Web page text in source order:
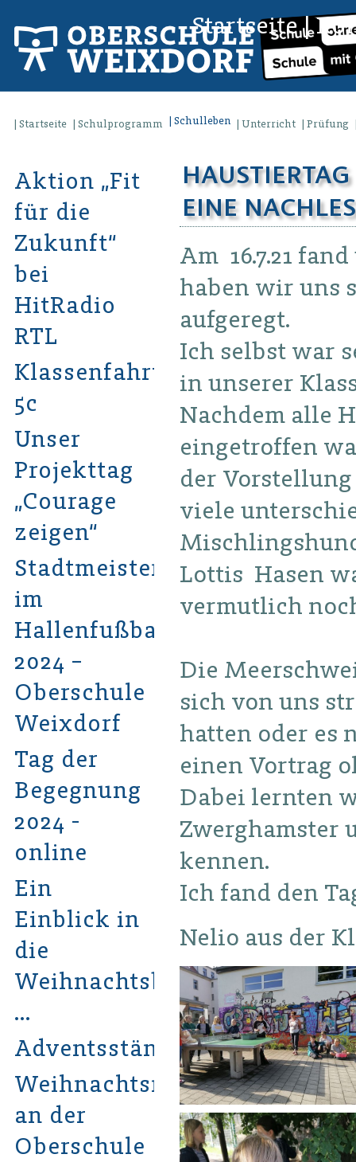
Startseite|
Startseite Schulprogramm Schulleben Unterricht Prüfung
EINE
Am 16.7.21
haben wir uns
aufgeregt.
Ich selbst war
in unserer
Nachdem alle
eingetroffen
der
viele
Lottis Hasen
vermutlich
Die
sich von uns
hatten oder es
einen Vortrag
Dabei lernten
Zwerghamster
kennen.
Ich fand den
Nelio aus der
Aktion „Fit
für die
Zukunft“
bei
HitRadio
RTL
Klassenfahrt
5c
Unser
Projekttag
„Courage
zeigen“
Stadtmeister
im
Hallenfußball
2024 –
Oberschule
Weixdorf
Tag der
Begegnung
2024 -
online
Ein
Einblick in
die
Weihnachtsbastelwerkstatt
…
Adventsständchen
Weihnachtsmarkt
an der
Oberschule